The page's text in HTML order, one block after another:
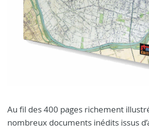
Au fil des 400 pages richement
nombreux documents inédits issus